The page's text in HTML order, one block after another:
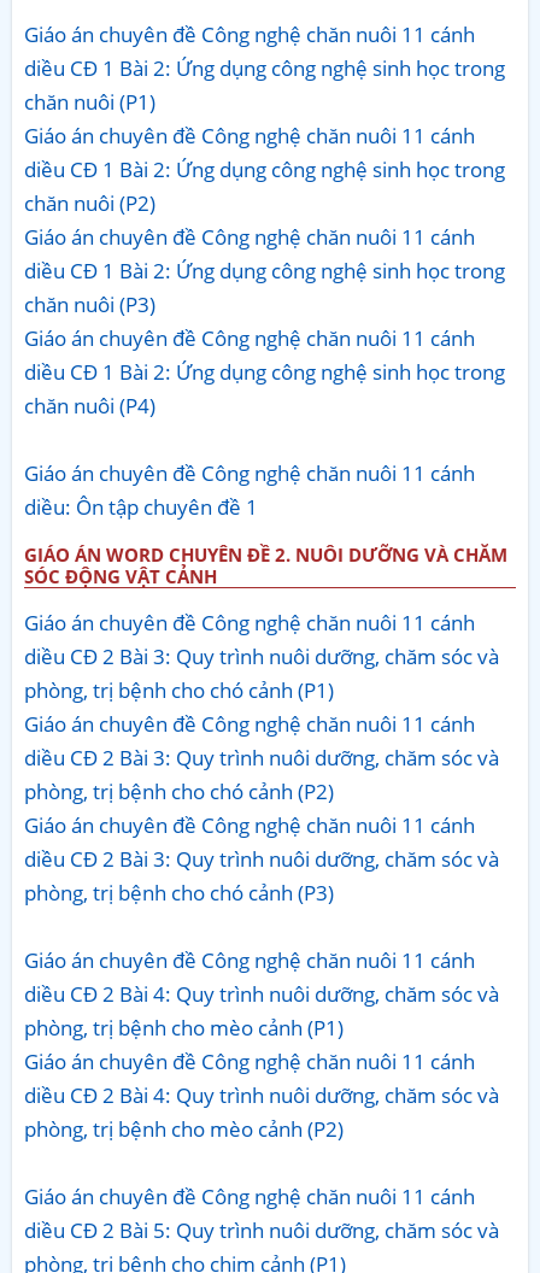
Giáo án chuyên đề Công nghệ chăn nuôi 11 cánh
diều CĐ 1 Bài 2: Ứng dụng công nghệ sinh học trong
chăn nuôi (P1)
Giáo án chuyên đề Công nghệ chăn nuôi 11 cánh
diều CĐ 1 Bài 2: Ứng dụng công nghệ sinh học trong
chăn nuôi (P2)
Giáo án chuyên đề Công nghệ chăn nuôi 11 cánh
diều CĐ 1 Bài 2: Ứng dụng công nghệ sinh học trong
chăn nuôi (P3)
Giáo án chuyên đề Công nghệ chăn nuôi 11 cánh
diều CĐ 1 Bài 2: Ứng dụng công nghệ sinh học trong
chăn nuôi (P4)
Giáo án chuyên đề Công nghệ chăn nuôi 11 cánh
diều: Ôn tập chuyên đề 1
GIÁO ÁN WORD CHUYÊN ĐỀ 2. NUÔI DƯỠNG VÀ CHĂM
SÓC ĐỘNG VẬT CẢNH
Giáo án chuyên đề Công nghệ chăn nuôi 11 cánh
diều CĐ 2 Bài 3: Quy trình nuôi dưỡng, chăm sóc và
phòng, trị bệnh cho chó cảnh (P1)
Giáo án chuyên đề Công nghệ chăn nuôi 11 cánh
diều CĐ 2 Bài 3: Quy trình nuôi dưỡng, chăm sóc và
phòng, trị bệnh cho chó cảnh (P2)
Giáo án chuyên đề Công nghệ chăn nuôi 11 cánh
diều CĐ 2 Bài 3: Quy trình nuôi dưỡng, chăm sóc và
phòng, trị bệnh cho chó cảnh (P3)
Giáo án chuyên đề Công nghệ chăn nuôi 11 cánh
diều CĐ 2 Bài 4: Quy trình nuôi dưỡng, chăm sóc và
phòng, trị bệnh cho mèo cảnh (P1)
Giáo án chuyên đề Công nghệ chăn nuôi 11 cánh
diều CĐ 2 Bài 4: Quy trình nuôi dưỡng, chăm sóc và
phòng, trị bệnh cho mèo cảnh (P2)
Giáo án chuyên đề Công nghệ chăn nuôi 11 cánh
diều CĐ 2 Bài 5: Quy trình nuôi dưỡng, chăm sóc và
phòng, trị bệnh cho chim cảnh (P1)